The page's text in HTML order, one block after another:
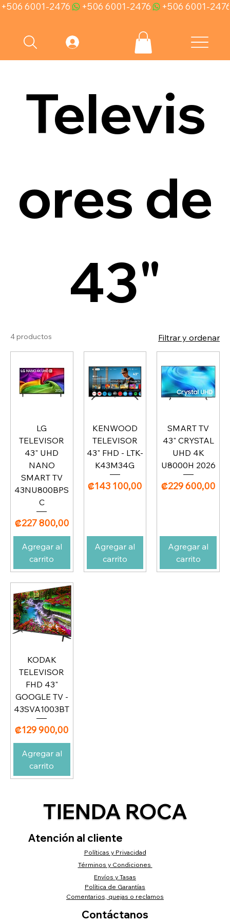
+506 6001-2476
Televis
ores de
43"
4 productos Filtrar y ordenar
LG
TELEVISOR
43" UHD
NANO
SMART TV
43NU800BPS
C
Precio
₡227 800,00
Agregar al
carrito
KENWOOD
TELEVISOR
43" FHD - LTK-
K43M34G
Precio
₡143 100,00
Agregar al
carrito
SMART TV
43" CRYSTAL
UHD 4K
U8000H 2026
Precio
₡229 600,00
Agregar al
carrito
KODAK
TELEVISOR
FHD 43"
GOOGLE TV -
43SVA1003BT
Precio
₡129 900,00
Agregar al
carrito
TIENDA ROCA
Atención al cliente
Políticas y Privacidad
Términos y Condiciones
Envíos y Tasas
Política de Garantías
Comentarios, quejas o reclamos
Contáctanos